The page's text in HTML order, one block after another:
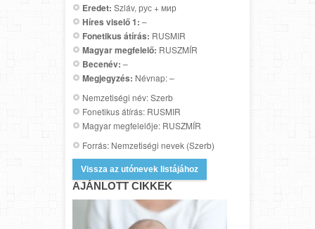
Eredet: Szláv, рус + мир
Híres viselő 1: –
Fonetikus átírás: RUSMIR
Magyar megfelelő: RUSZMÍR
Becenév: –
Megjegyzés: Névnap: –
Nemzetiségi név: Szerb
Fonetikus átírás: RUSMIR
Magyar megfelelője: RUSZMÍR
Forrás: Nemzetiségi nevek (Szerb)
Vissza az utónevek listájához
AJÁNLOTT CIKKEK